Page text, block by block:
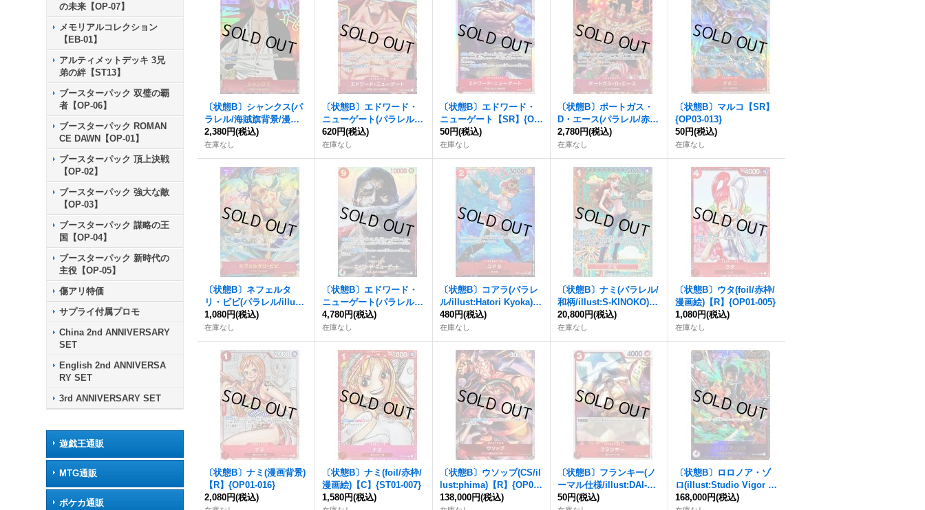
の未来【OP-07】
メモリアルコレクション
【EB-01】
アルティメットデッキ 3兄
弟の絆【ST13】
ブースターパック 双璧の覇
者【OP-06】
ブースターパック ROMAN
CE DAWN【OP-01】
ブースターパック 頂上決戦
【OP-02】
ブースターパック 強大な敵
【OP-03】
ブースターパック 謀略の王
国【OP-04】
ブースターパック 新時代の
主役【OP-05】
傷アリ特価
サプライ付属プロモ
China 2nd ANNIVERSARY
SET
English 2nd ANNIVERSA
RY SET
3rd ANNIVERSARY SET
遊戯王通販
MTG通販
ポケカ通販
〔状態B〕シャンクス(パ
ラレル/海賊旗背景/漫画
絵)【SEC/P】{OP01-12
0}
2,380円(税込)
在庫なし
〔状態B〕エドワード・
ニューゲート(パラレル/
漫画絵)【SR/P】{OP02-0
04}
620円(税込)
在庫なし
〔状態B〕エドワード・
ニューゲート【SR】{OP
02-004}
50円(税込)
在庫なし
〔状態B〕ポートガス・
D・エース(パラレル/赤背
景/漫画絵)【SR/P】{OP0
2-013}
2,780円(税込)
在庫なし
〔状態B〕マルコ【SR】
{OP03-013}
50円(税込)
在庫なし
〔状態B〕ネフェルタ
リ・ビビ(パラレル/illust:
SHIE NANAHARA)【SE
C/P】{OP04-118}
1,080円(税込)
在庫なし
〔状態B〕エドワード・
ニューゲート(パラレル/ill
ust:Hayaken-sarena)【S
P】{OP02-004[OP04]}
4,780円(税込)
在庫なし
〔状態B〕コアラ(パラレ
ル/illust:Hatori Kyoka)
【SR/P】{OP05-006}
480円(税込)
在庫なし
〔状態B〕ナミ(パラレル/
和柄/illust:S-KINOKO)
【SP】{OP01-016[OP0
5]}
20,800円(税込)
在庫なし
〔状態B〕ウタ(foil/赤枠/
漫画絵)【R】{OP01-005}
1,080円(税込)
在庫なし
〔状態B〕ナミ(漫画背景)
【R】{OP01-016}
2,080円(税込)
〔状態B〕ナミ(foil/赤枠/
漫画絵)【C】{ST01-007}
1,580円(税込)
〔状態B〕ウソップ(CS/il
lust:phima)【R】{OP01-
004}
138,000円(税込)
〔状態B〕フランキー(ノ
ーマル仕様/illust:DAI-X
T.)【UC】{OP01-021}
50円(税込)
〔状態B〕ロロノア・ゾ
ロ(illust:Studio Vigor C
o.Ltd)【SR】{OP01-025}
168,000円(税込)